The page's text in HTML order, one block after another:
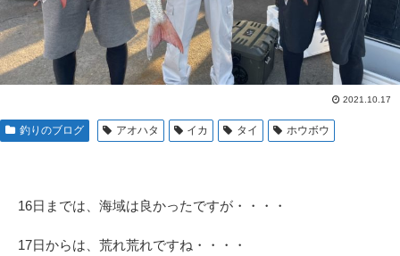
2021.10.17
釣りのブログ アオハタ イカ タイ ホウボウ
16日までは、海域は良かったですが・・・・
17日からは、荒れ荒れですね・・・・